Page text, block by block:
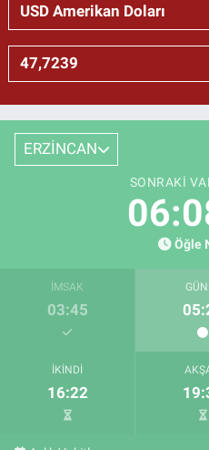
ERZİNCAN
SONRAKI
Öğle
İMSAK
03:45
İKINDI
16:22